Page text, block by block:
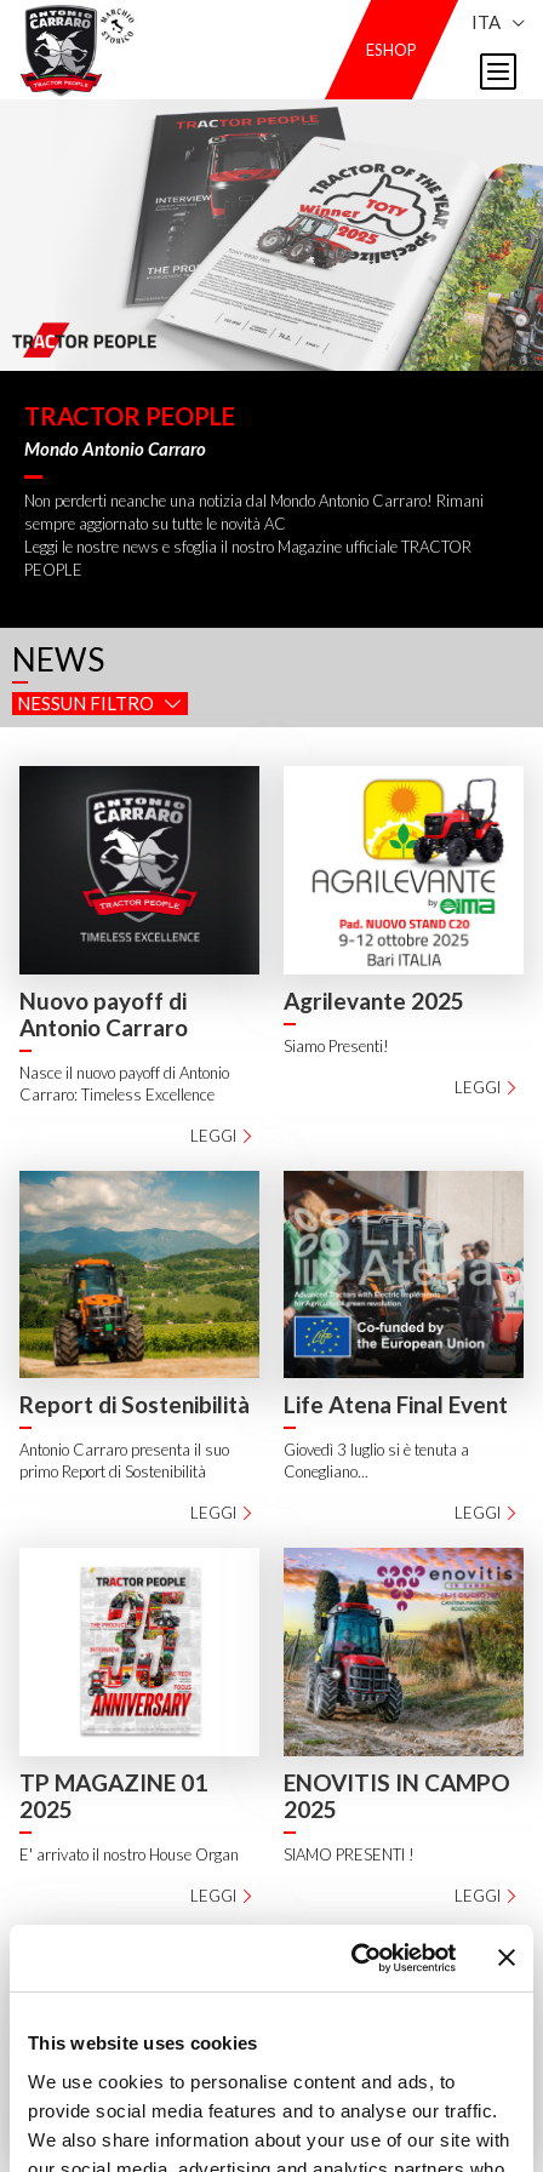
This website uses cookies
We use cookies to personalise content and ads, to
provide social media features and to analyse our traffic.
We also share information about your use of our site with
ESHOP
ITA
TRACTOR PEOPLE
Mondo Antonio Carraro
Non perderti neanche una notizia dal Mondo Antonio Carraro! Rimani
sempre aggiornato su tutte le novità AC
Leggi le nostre news e sfoglia il nostro Magazine ufficiale TRACTOR
PEOPLE
NEWS
NESSUN FILTRO
Nuovo payoff di
Antonio Carraro
Nasce il nuovo payoff di Antonio
Carraro: Timeless Excellence
LEGGI
Agrilevante 2025
Siamo Presenti!
LEGGI
Report di Sostenibilità
Antonio Carraro presenta il suo
primo Report di Sostenibilità
LEGGI
Life Atena Final Event
Giovedì 3 luglio si è tenuta a
Conegliano...
LEGGI
TP MAGAZINE 01
2025
E' arrivato il nostro House Organ
LEGGI
ENOVITIS IN CAMPO
2025
SIAMO PRESENTI !
LEGGI
Un nuovo traguardo PANTHER, LA NUOVA